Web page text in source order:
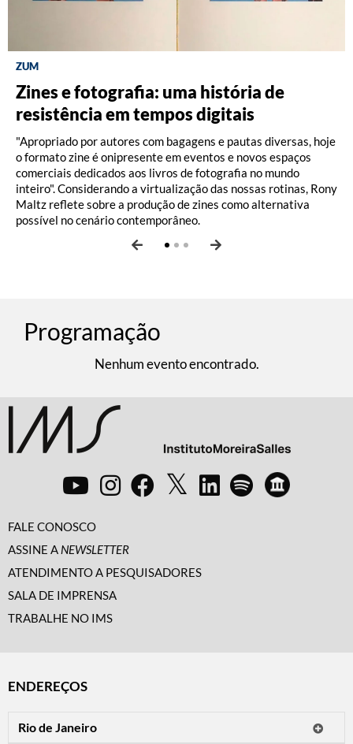
ZUM
Zines e fotografia: uma história de
resistência em tempos digitais
"Apropriado por autores com bagagens e pautas diversas, hoje
o formato zine é onipresente em eventos e novos espaços
comerciais dedicados aos livros de fotografia no mundo
inteiro". Considerando a virtualização das nossas rotinas, Rony
Maltz reflete sobre a produção de zines como alternativa
possível no cenário contemporâneo.
DISCOGRAFIA BRASILEIRA
Do Pajeú a Hollywood: 100 anos de
Moacir Santos, por Pedro Paulo Malta
RÁDIO BATUTA
Ney ao vivo, muito vivo, com Luiz
Fernando Vianna
Programação
Nenhum evento encontrado.
FALE CONOSCO
ASSINE A NEWSLETTER
ATENDIMENTO A PESQUISADORES
SALA DE IMPRENSA
TRABALHE NO IMS
ENDEREÇOS
Rio de Janeiro